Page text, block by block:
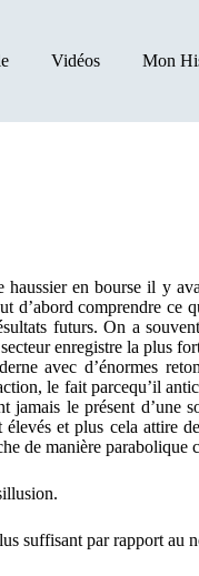
Vidéos Mon
en bourse il y
comprendre ce
futurs. On a
enregistre la plus
avec d’énormes
le fait parcequ’il
le présent d’une
et plus cela attire
de manière parabolique
suffisant par rapport au